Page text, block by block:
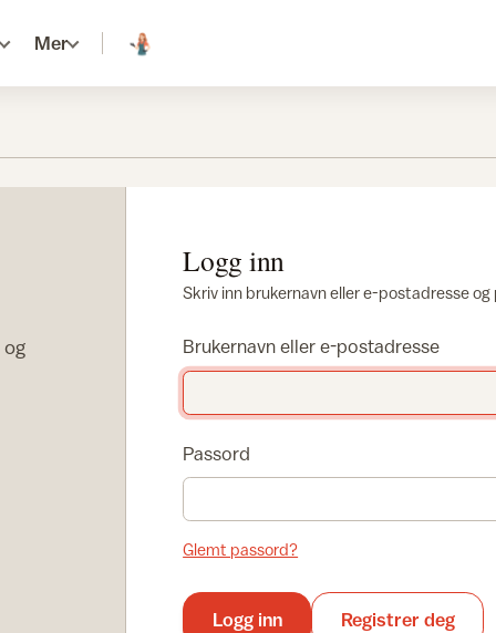
Mer
Logg inn
Skriv inn brukernavn eller e-postadresse
Brukernavn eller e-postadresse
Passord
Glemt passord?
Logg inn Registrer deg